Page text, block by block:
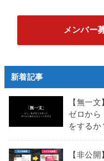
メンバー
新着記事
【無一
ゼロから
をするか
【非公